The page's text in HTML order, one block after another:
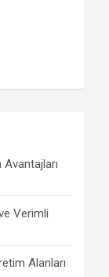
Verimli
Alanları